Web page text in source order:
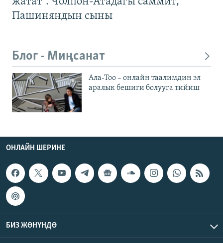
Пашиняндын сыны
Блог - Миңсанат
Ала-Тоо – онлайн таалимдин эл
аралык бешиги болууга тийиш
ОНЛАЙН ШЕРИНЕ
БИЗ ЖӨНҮНДӨ